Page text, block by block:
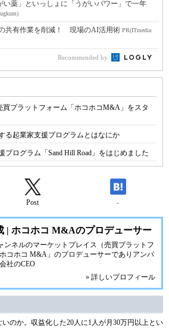
い薬」といっしょに「うがいパワー」で一年
共有作業を削減！ 現場のAI活用術 PR(ITmedia
Recommended by
買プラットフォーム「ホコホコM&A」をスタ
る起業家支援プログラムとはなにか
プログラム「Sand Hill Road」をはじめました
Post -
| ホコホコ M&Aのプロデューサー
ンネルのマーケットプレイス（売買プラットフ
コホコ M&A」のプロデューサーでありアンパ
社のCEO
» 詳しいプロフィール
いのか。収益化した20人に1人が月30万円以上とい